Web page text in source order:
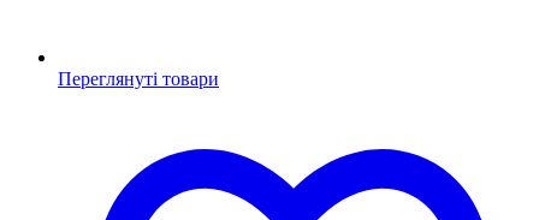
Переглянуті товари